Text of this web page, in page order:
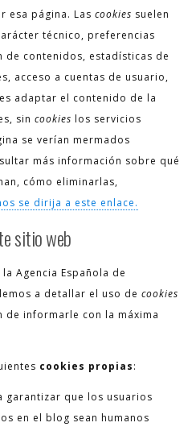
esa página. Las cookies suelen
técnico, preferencias
de contenidos, estadísticas de
acceso a cuentas de usuario,
es adaptar el contenido de la
sin cookies los servicios
se verían mermados
más información sobre qué
cómo eliminarlas,
se dirija a este enlace.
sitio web
Agencia Española de
a detallar el uso de cookies
de informarle con la máxima
cookies propias:
garantizar que los usuarios
en el blog sean humanos